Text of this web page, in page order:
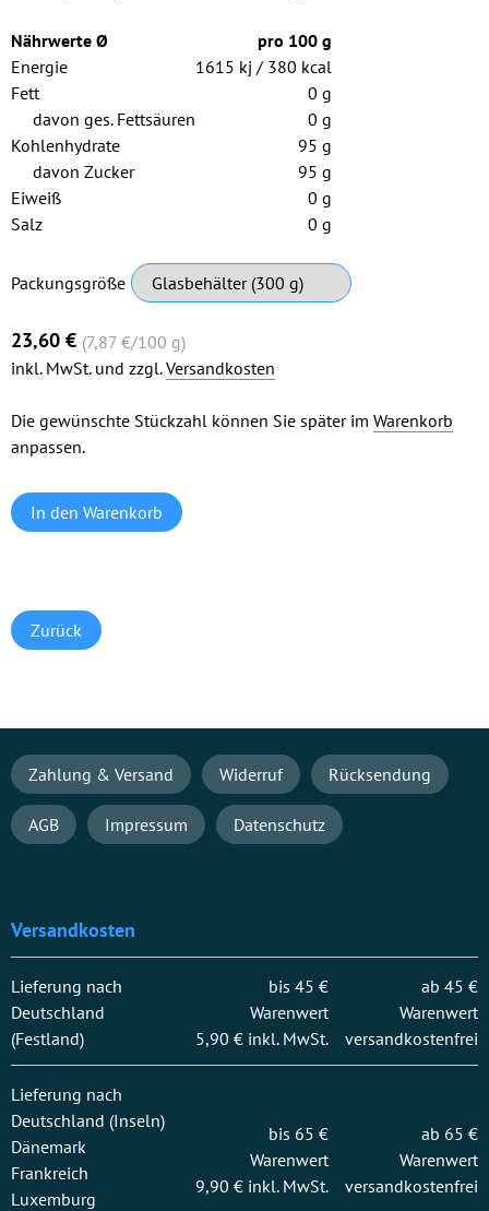
Nährwerte Ø
pro 100 g
Energie
1615 kj / 380 kcal
Fett
0 g
davon ges. Fettsäuren
0 g
Kohlenhydrate
95 g
davon Zucker
95 g
Eiweiß
0 g
Salz
0 g
Pflichtfeld
Packungsgröße
23,60 € (7,87 €/100 g)
inkl. MwSt. und zzgl.Versandkosten
Die gewünschte Stückzahl können Sie später im Warenkorb
anpassen.
Zurück
Navigation
überspringen
Zahlung & Versand Widerruf Rücksendung
AGB Impressum Datenschutz
Versandkosten
Lieferung nach
Deutschland
(Festland)
bis 45 €
Warenwert
5,90 € inkl. MwSt.
ab 45 €
Warenwert
versandkostenfrei
Lieferung nach
Deutschland (Inseln)
Dänemark
Frankreich
Luxemburg
bis 65 €
Warenwert
9,90 € inkl. MwSt.
ab 65 €
Warenwert
versandkostenfrei